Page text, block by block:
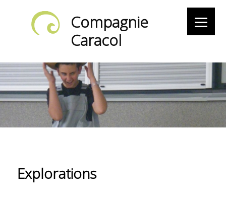
Compagnie
Caracol
Explorations